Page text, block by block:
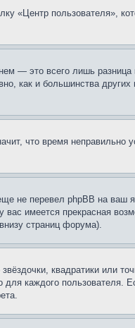
«Центр пользователя»,
— это всего лишь
как и большинства
что время неправильно
не перевел phpBB на ваш
имеется прекрасная
страниц форума).
квадратики или
каждого пользователя.